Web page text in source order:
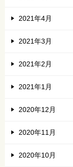
2021年4月
2021年3月
2021年2月
2021年1月
2020年12月
2020年11月
2020年10月